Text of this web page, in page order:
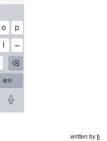
written by ti